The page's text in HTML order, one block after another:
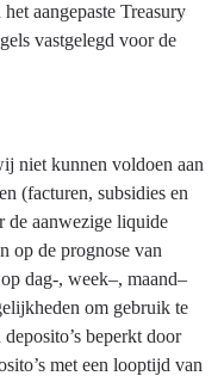
aangepaste Treasury
vastgelegd voor de
niet kunnen voldoen aan
(facturen, subsidies en
de aanwezige liquide
op de prognose van
dag-, week–, maand–
om gebruik te
beperkt door
met een looptijd van